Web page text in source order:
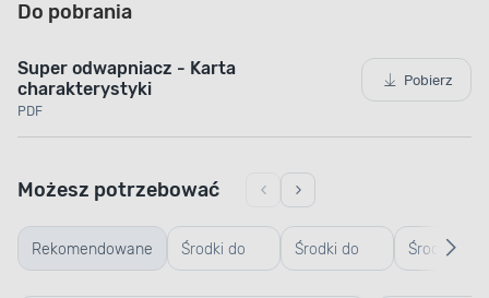
Do pobrania
Super odwapniacz - Karta
charakterystyki
PDF
Pobierz
Rekomendowane Środki do Środki do Środki do
Możesz potrzebować